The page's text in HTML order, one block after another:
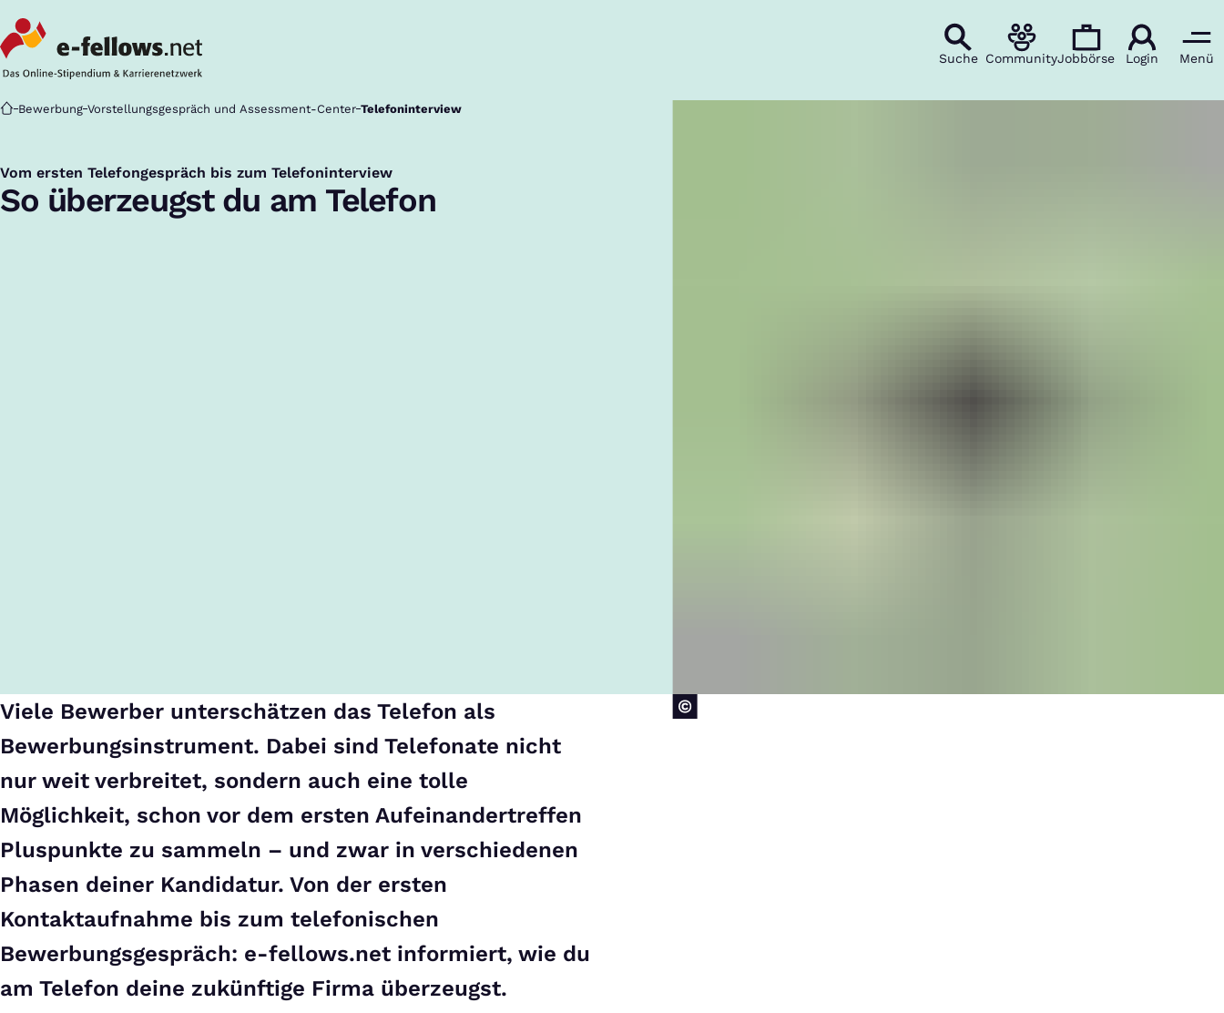
Suche CommunityJobbörse Login Menü
Startseite
Bewerbung Vorstellungsgespräch und Assessment-Center Telefoninterview
Vom ersten Telefongespräch bis zum Telefoninterview
:
So überzeugst du am Telefon
Viele Bewerber unterschätzen das Telefon als
Bewerbungsinstrument. Dabei sind Telefonate nicht
nur weit verbreitet, sondern auch eine tolle
Möglichkeit, schon vor dem ersten Aufeinandertreffen
Pluspunkte zu sammeln – und zwar in verschiedenen
Phasen deiner Kandidatur. Von der ersten
Kontaktaufnahme bis zum telefonischen
Bewerbungsgespräch: e-fellows.net informiert, wie du
am Telefon deine zukünftige Firma überzeugst.